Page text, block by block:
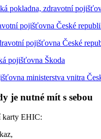
pokladna, zdravotní
pojišťovna České
pojišťovna České
pojišťovna Škoda
ministerstva vnitra
je nutné mít s sebou
karty EHIC: